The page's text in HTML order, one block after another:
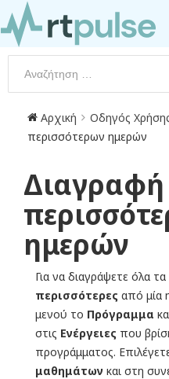
Αρχική Οδηγός
περισσότερων ημερών
Διαγραφή
ημερών
Για να διαγράψετε όλα
περισσότερες από μία
μενού το Πρόγραμμα
στις Ενέργειες που
προγράμματος.
μαθημάτων και στη